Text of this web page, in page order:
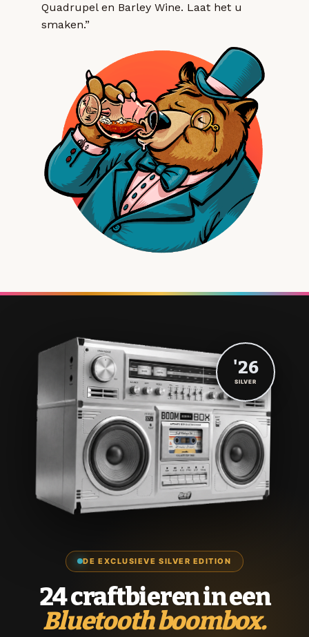
Quadrupel en Barley Wine. Laat het u
smaken.”
DE EXCLUSIEVE SILVER EDITION
24 craftbieren in een
Bluetooth boombox.
'26
SILVER